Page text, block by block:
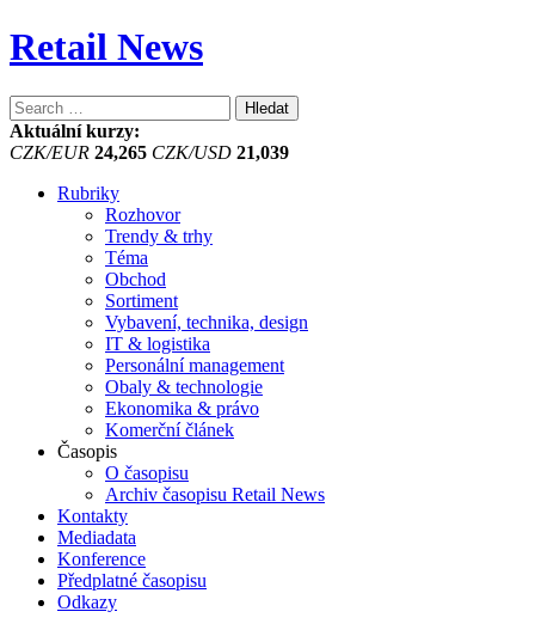
Retail News
Vyhledávání
Aktuální kurzy:
CZK/EUR 24,265 CZK/USD 21,039
Rubriky
Rozhovor
Trendy & trhy
Téma
Obchod
Sortiment
Vybavení, technika, design
IT & logistika
Personální management
Obaly & technologie
Ekonomika & právo
Komerční článek
Časopis
O časopisu
Archiv časopisu Retail News
Kontakty
Mediadata
Konference
Předplatné časopisu
Odkazy